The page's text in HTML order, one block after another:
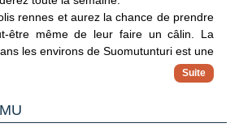
sur ski.
Diner et nuit à l’hôtel.
rennes et aurez la chance de prendre
être même de leur faire un câlin. La
les environs de Suomutunturi est une
dans le paysage forestier hivernal.
300 mètres, vous serez initié à ce mode